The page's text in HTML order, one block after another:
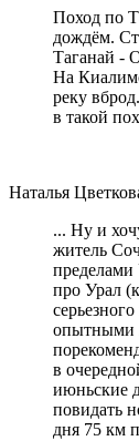
Поход по
дождём.
Таганай -
На
реку
в такой
Наталья
... Ну и
житель
пределами
про Урал
опытными
в
июньские
повидать
дня 75 км